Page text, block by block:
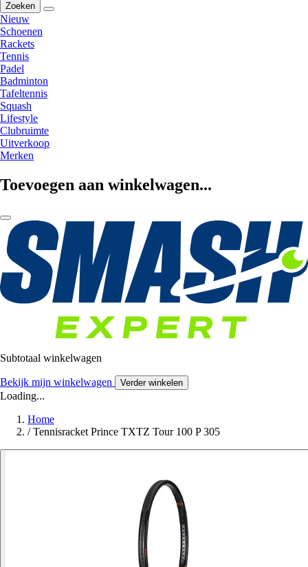
Zoeken
Nieuw
Schoenen
Rackets
Tennis
Padel
Badminton
Tafeltennis
Squash
Lifestyle
Clubruimte
Uitverkoop
Merken
Toevoegen aan winkelwagen...
Subtotaal winkelwagen
Bekijk mijn winkelwagen Verder winkelen
Loading...
Home
/ Tennisracket Prince TXTZ Tour 100 P 305